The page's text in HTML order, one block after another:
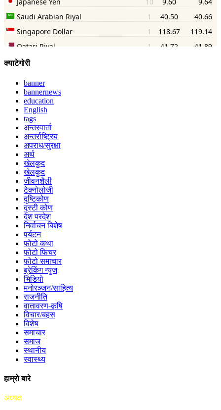
क्याटेगोरी
banner
bannernews
education
English
tags
अन्तरवार्ता
अन्तर्राष्ट्रिय
अपराध/सुरक्षा
अर्थ
खेलकुद
खेलकुद
जीवनशैली
टेक्नोलोजी
दृष्टिकोण
दृस्टी कोण
देश परदेश
निर्वाचन बिशेष
पर्यटन
फोटो कथा
फोटो फिचर
फोटो समाचार
ब्रेकिंग न्युज
भिडियो
मनोरञ्जन/साहित्य
राजनीति
वातावरण-कृषि
विचार/बहस
विशेष
समाचार
समाज
स्थानीय
स्वास्थ्य
हाम्रो बारे
अध्यक्ष